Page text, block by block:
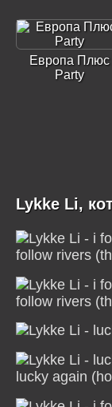
Европа Плюс
Party
Lykke Li,
follow rivers
follow rivers
lucky again